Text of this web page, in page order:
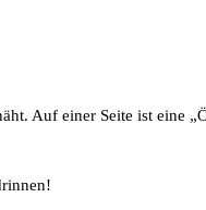
Auf einer Seite ist eine